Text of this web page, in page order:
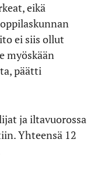
eikä
ei siis ollut
myöskään
päätti
ja iltavuorossa
Yhteensä 12